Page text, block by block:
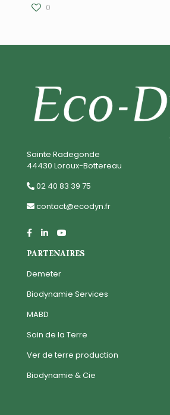
0
Sainte Radegonde
44430 Loroux-Bottereau
02 40 83 39 75
contact@ecodyn.fr
PARTENAIRES
Demeter
Biodynamie Services
MABD
Soin de la Terre
Ver de terre production
Biodynamie & Cie